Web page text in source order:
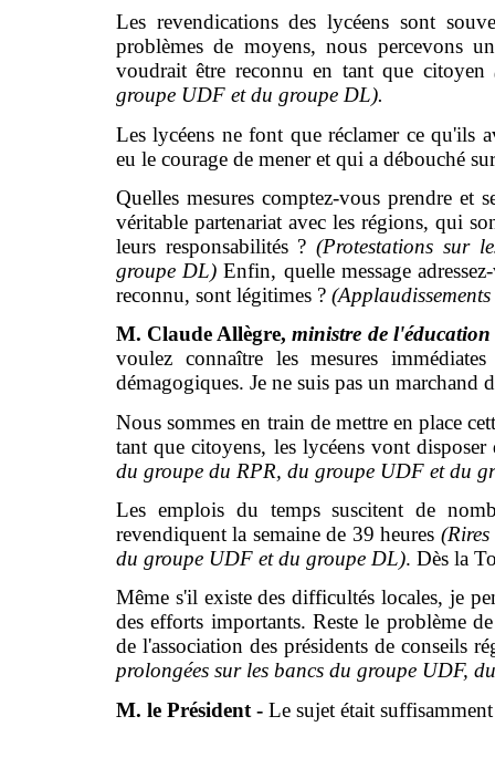
Les revendications des lycéens sont
problèmes de moyens, nous percevons
voudrait être reconnu en tant que citoyen
groupe UDF et du groupe DL).
Les lycéens ne font que réclamer ce qu'ils
eu le courage de mener et qui a débouché
Quelles mesures comptez-vous prendre
véritable partenariat avec les régions, qui
leurs responsabilités ?(Protestations sur
groupe DL)Enfin, quelle message
reconnu, sont légitimes ?
M. Claude Allègre,ministre de
voulez connaître les mesures
démagogiques. Je ne suis pas un marchand
Nous sommes en train de mettre en place
tant que citoyens, les lycéens vont
du groupe du RPR, du groupe UDF et du
Les emplois du temps suscitent de
revendiquent la semaine de 39 heures
du groupe UDF et du groupe DL). Dès la
Même s'il existe des difficultés locales, je
des efforts importants. Reste le problème
de l'association des présidents de conseils
prolongées sur les bancs du groupe UDF,
M. le Président - Le sujet était